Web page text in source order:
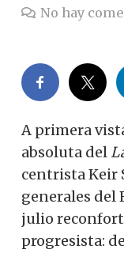
No hay
A primera
absoluta del
centrista Keir
generales del
julio
progresista: